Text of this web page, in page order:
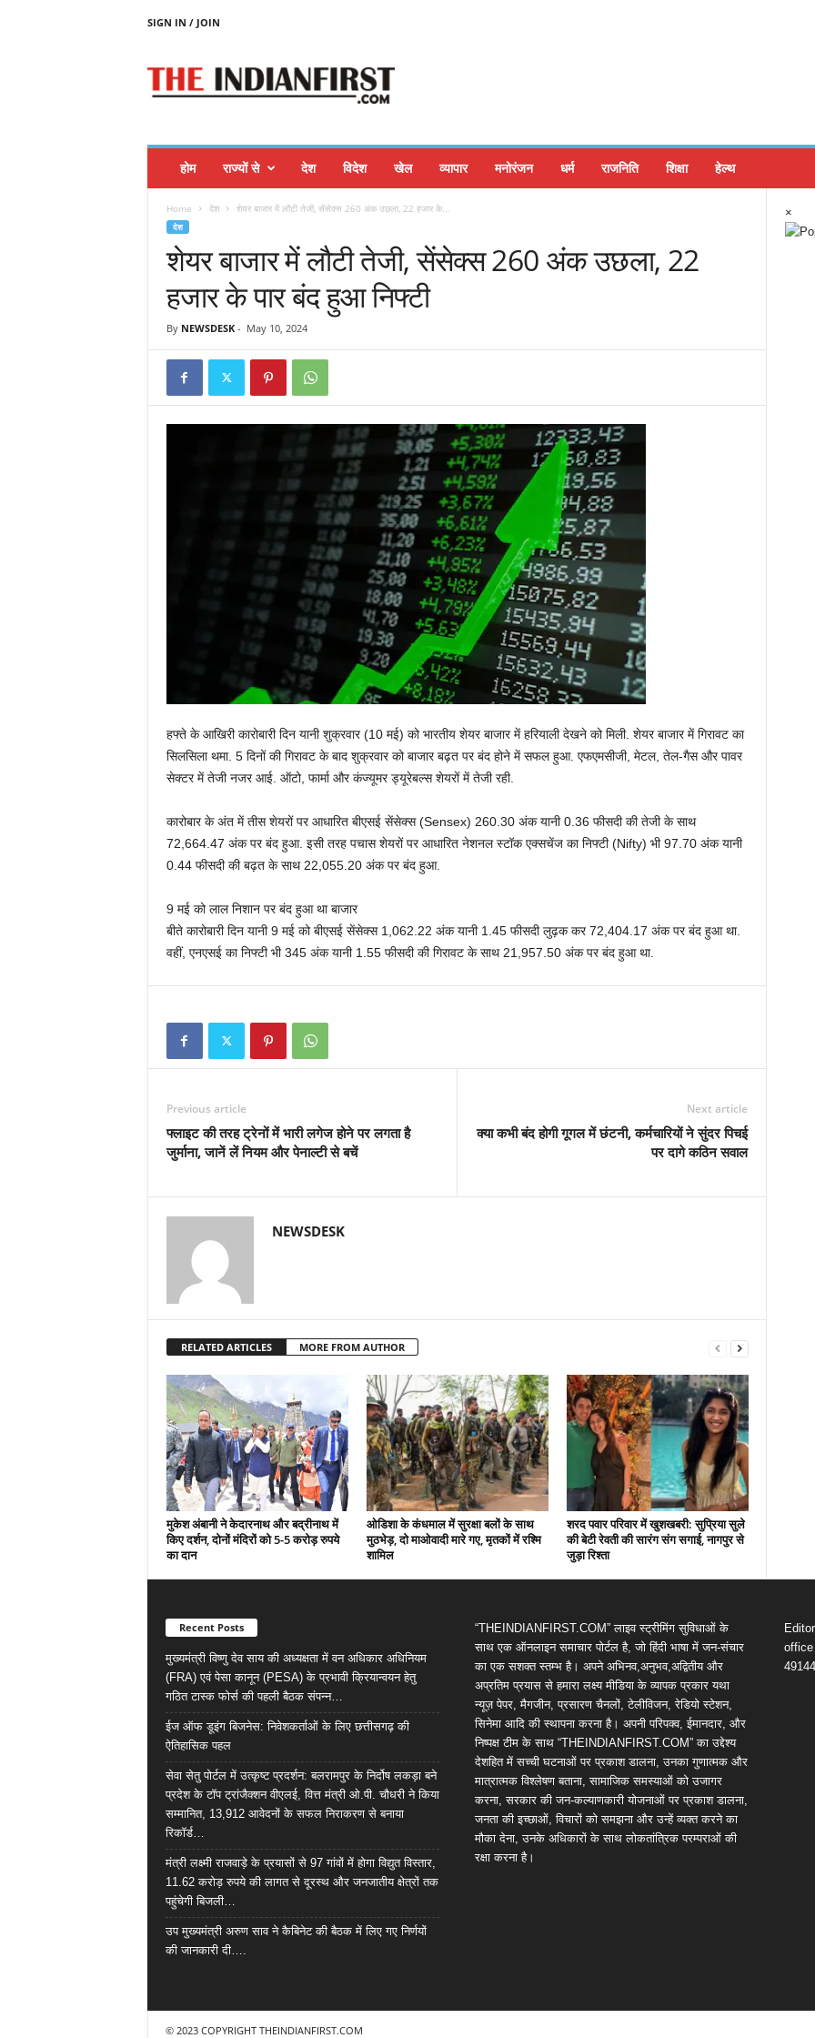
SIGN IN / JOIN
होम राज्यों से देश विदेश खेल व्यापार मनोरंजन धर्म राजनिति शिक्षा हेल्थ
Home देश शेयर बाजार में लौटी तेजी, सेंसेक्स 260 अंक उछला, 22 हजार के...
देश
शेयर बाजार में लौटी तेजी, सेंसेक्स 260 अंक उछला, 22
हजार के पार बंद हुआ निफ्टी
By NEWSDESK- May 10, 2024
हफ्ते के आखिरी कारोबारी दिन यानी शुक्रवार (10 मई) को भारतीय शेयर बाजार में हरियाली देखने को मिली. शेयर बाजार में गिरावट का
सिलसिला थमा. 5 दिनों की गिरावट के बाद शुक्रवार को बाजार बढ़त पर बंद होने में सफल हुआ. एफएमसीजी, मेटल, तेल-गैस और पावर
सेक्टर में तेजी नजर आई. ऑटो, फार्मा और कंज्यूमर ड्यूरेबल्स शेयरों में तेजी रही.
कारोबार के अंत में तीस शेयरों पर आधारित बीएसई सेंसेक्स (Sensex) 260.30 अंक यानी 0.36 फीसदी की तेजी के साथ
72,664.47 अंक पर बंद हुआ. इसी तरह पचास शेयरों पर आधारित नेशनल स्टॉक एक्सचेंज का निफ्टी (Nifty) भी 97.70 अंक यानी
0.44 फीसदी की बढ़त के साथ 22,055.20 अंक पर बंद हुआ.
9 मई को लाल निशान पर बंद हुआ था बाजार
बीते कारोबारी दिन यानी 9 मई को बीएसई सेंसेक्स 1,062.22 अंक यानी 1.45 फीसदी लुढ़क कर 72,404.17 अंक पर बंद हुआ था.
वहीं, एनएसई का निफ्टी भी 345 अंक यानी 1.55 फीसदी की गिरावट के साथ 21,957.50 अंक पर बंद हुआ था.
Previous article
फ्लाइट की तरह ट्रेनों में भारी लगेज होने पर लगता है
जुर्माना, जानें लें नियम और पेनाल्‍टी से बचें
Next article
क्या कभी बंद होगी गूगल में छंटनी, कर्मचारियों ने सुंदर पिचई
पर दागे कठिन सवाल
NEWSDESK
RELATED ARTICLES MORE FROM AUTHOR
मुकेश अंबानी ने केदारनाथ और बद्रीनाथ में
किए दर्शन, दोनों मंदिरों को 5-5 करोड़ रुपये
का दान
ओडिशा के कंधमाल में सुरक्षा बलों के साथ
मुठभेड़, दो माओवादी मारे गए, मृतकों में रश्मि
शामिल
शरद पवार परिवार में खुशखबरी: सुप्रिया सुले
की बेटी रेवती की सारंग संग सगाई, नागपुर से
जुड़ा रिश्ता
×
Recent Posts
मुख्यमंत्री विष्णु देव साय की अध्यक्षता में वन अधिकार अधिनियम
(FRA) एवं पेसा कानून (PESA) के प्रभावी क्रियान्वयन हेतु
गठित टास्क फोर्स की पहली बैठक संपन्न…
ईज ऑफ डूइंग बिजनेस: निवेशकर्ताओं के लिए छत्तीसगढ़ की
ऐतिहासिक पहल
सेवा सेतु पोर्टल में उत्कृष्ट प्रदर्शन: बलरामपुर के निर्दोष लकड़ा बने
प्रदेश के टॉप ट्रांजैक्शन वीएलई, वित्त मंत्री ओ.पी. चौधरी ने किया
सम्मानित, 13,912 आवेदनों के सफल निराकरण से बनाया
रिकॉर्ड…
मंत्री लक्ष्मी राजवाड़े के प्रयासों से 97 गांवों में होगा विद्युत विस्तार,
11.62 करोड़ रुपये की लागत से दूरस्थ और जनजातीय क्षेत्रों तक
पहुंचेगी बिजली…
उप मुख्यमंत्री अरुण साव ने कैबिनेट की बैठक में लिए गए निर्णयों
की जानकारी दी….
“THEINDIANFIRST.COM” लाइव स्ट्रीमिंग सुविधाओं के
साथ एक ऑनलाइन समाचार पोर्टल है, जो हिंदी भाषा में जन-संचार
का एक सशक्त स्तम्भ है। अपने अभिनव,अनुभव,अद्वितीय और
अप्रतिम प्रयास से हमारा लक्ष्य मीडिया के व्यापक प्रकार यथा
न्यूज़ पेपर, मैगजीन, प्रसारण चैनलों, टेलीविजन, रेडियो स्टेशन,
सिनेमा आदि की स्थापना करना है। अपनी परिपक्व, ईमानदार, और
निष्पक्ष टीम के साथ “THEINDIANFIRST.COM” का उद्देश्य
देशहित में सच्ची घटनाओं पर प्रकाश डालना, उनका गुणात्मक और
मात्रात्मक विश्लेषण बताना, सामाजिक समस्याओं को उजागर
करना, सरकार की जन-कल्याणकारी योजनाओं पर प्रकाश डालना,
जनता की इच्छाओं, विचारों को समझना और उन्हें व्यक्त करने का
मौका देना, उनके अधिकारों के साथ लोकतांत्रिक परम्पराओं की
रक्षा करना है।
office
© 2023 COPYRIGHT THEINDIANFIRST.COM